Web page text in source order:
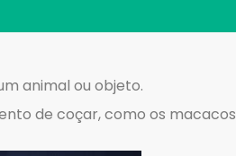
animal ou objeto.
de coçar, como os macacos